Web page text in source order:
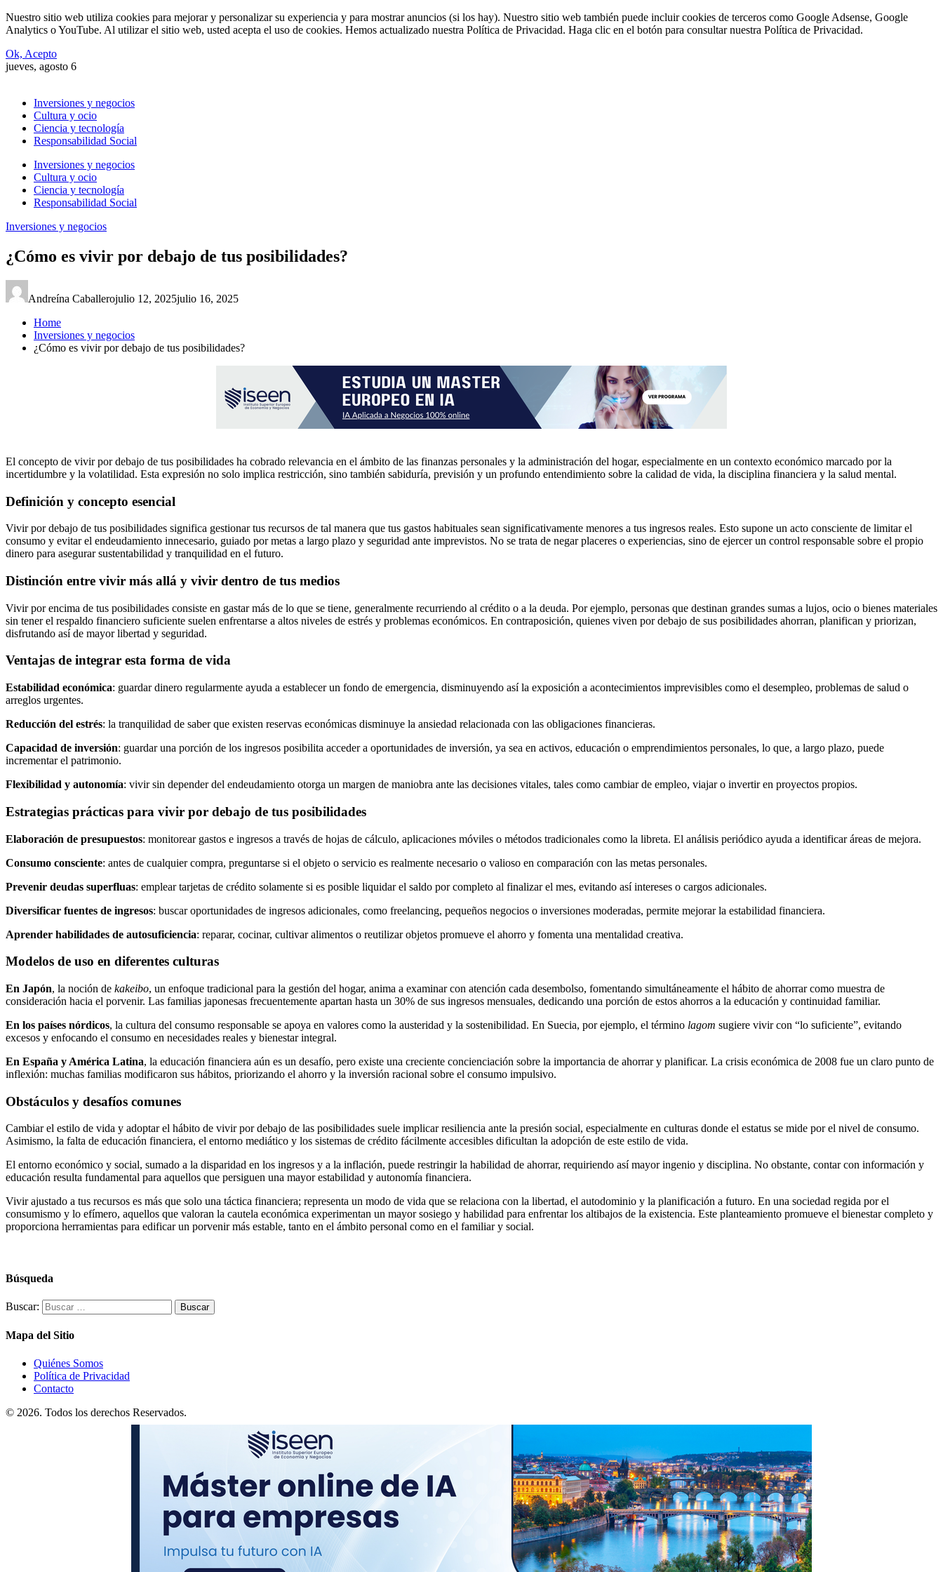
Nuestro sitio web utiliza cookies para mejorar y personalizar su experiencia y para mostrar anuncios (si los hay). Nuestro sitio web también puede incluir cookies de terceros como Google Adsense, Google
Analytics o YouTube. Al utilizar el sitio web, usted acepta el uso de cookies. Hemos actualizado nuestra Política de Privacidad. Haga clic en el botón para consultar nuestra Política de Privacidad.
Ok, Acepto
jueves, agosto 6
Inversiones y negocios
Cultura y ocio
Ciencia y tecnología
Responsabilidad Social
Inversiones y negocios
Cultura y ocio
Ciencia y tecnología
Responsabilidad Social
Inversiones y negocios
¿Cómo es vivir por debajo de tus posibilidades?
Andreína Caballerojulio 12, 2025julio 16, 2025
Home
Inversiones y negocios
¿Cómo es vivir por debajo de tus posibilidades?
El concepto de vivir por debajo de tus posibilidades ha cobrado relevancia en el ámbito de las finanzas personales y la administración del hogar, especialmente en un contexto económico marcado por la
incertidumbre y la volatilidad. Esta expresión no solo implica restricción, sino también sabiduría, previsión y un profundo entendimiento sobre la calidad de vida, la disciplina financiera y la salud mental.
Definición y concepto esencial
Vivir por debajo de tus posibilidades significa gestionar tus recursos de tal manera que tus gastos habituales sean significativamente menores a tus ingresos reales. Esto supone un acto consciente de limitar el
consumo y evitar el endeudamiento innecesario, guiado por metas a largo plazo y seguridad ante imprevistos. No se trata de negar placeres o experiencias, sino de ejercer un control responsable sobre el propio
dinero para asegurar sustentabilidad y tranquilidad en el futuro.
Distinción entre vivir más allá y vivir dentro de tus medios
Vivir por encima de tus posibilidades consiste en gastar más de lo que se tiene, generalmente recurriendo al crédito o a la deuda. Por ejemplo, personas que destinan grandes sumas a lujos, ocio o bienes materiales
sin tener el respaldo financiero suficiente suelen enfrentarse a altos niveles de estrés y problemas económicos. En contraposición, quienes viven por debajo de sus posibilidades ahorran, planifican y priorizan,
disfrutando así de mayor libertad y seguridad.
Ventajas de integrar esta forma de vida
Estabilidad económica: guardar dinero regularmente ayuda a establecer un fondo de emergencia, disminuyendo así la exposición a acontecimientos imprevisibles como el desempleo, problemas de salud o
arreglos urgentes.
Reducción del estrés: la tranquilidad de saber que existen reservas económicas disminuye la ansiedad relacionada con las obligaciones financieras.
Capacidad de inversión: guardar una porción de los ingresos posibilita acceder a oportunidades de inversión, ya sea en activos, educación o emprendimientos personales, lo que, a largo plazo, puede
incrementar el patrimonio.
Flexibilidad y autonomía: vivir sin depender del endeudamiento otorga un margen de maniobra ante las decisiones vitales, tales como cambiar de empleo, viajar o invertir en proyectos propios.
Estrategias prácticas para vivir por debajo de tus posibilidades
Elaboración de presupuestos: monitorear gastos e ingresos a través de hojas de cálculo, aplicaciones móviles o métodos tradicionales como la libreta. El análisis periódico ayuda a identificar áreas de mejora.
Consumo consciente: antes de cualquier compra, preguntarse si el objeto o servicio es realmente necesario o valioso en comparación con las metas personales.
Prevenir deudas superfluas: emplear tarjetas de crédito solamente si es posible liquidar el saldo por completo al finalizar el mes, evitando así intereses o cargos adicionales.
Diversificar fuentes de ingresos: buscar oportunidades de ingresos adicionales, como freelancing, pequeños negocios o inversiones moderadas, permite mejorar la estabilidad financiera.
Aprender habilidades de autosuficiencia: reparar, cocinar, cultivar alimentos o reutilizar objetos promueve el ahorro y fomenta una mentalidad creativa.
Modelos de uso en diferentes culturas
En Japón, la noción de kakeibo, un enfoque tradicional para la gestión del hogar, anima a examinar con atención cada desembolso, fomentando simultáneamente el hábito de ahorrar como muestra de
consideración hacia el porvenir. Las familias japonesas frecuentemente apartan hasta un 30% de sus ingresos mensuales, dedicando una porción de estos ahorros a la educación y continuidad familiar.
En los países nórdicos, la cultura del consumo responsable se apoya en valores como la austeridad y la sostenibilidad. En Suecia, por ejemplo, el término lagom sugiere vivir con “lo suficiente”, evitando
excesos y enfocando el consumo en necesidades reales y bienestar integral.
En España y América Latina, la educación financiera aún es un desafío, pero existe una creciente concienciación sobre la importancia de ahorrar y planificar. La crisis económica de 2008 fue un claro punto de
inflexión: muchas familias modificaron sus hábitos, priorizando el ahorro y la inversión racional sobre el consumo impulsivo.
Obstáculos y desafíos comunes
Cambiar el estilo de vida y adoptar el hábito de vivir por debajo de las posibilidades suele implicar resiliencia ante la presión social, especialmente en culturas donde el estatus se mide por el nivel de consumo.
Asimismo, la falta de educación financiera, el entorno mediático y los sistemas de crédito fácilmente accesibles dificultan la adopción de este estilo de vida.
El entorno económico y social, sumado a la disparidad en los ingresos y a la inflación, puede restringir la habilidad de ahorrar, requiriendo así mayor ingenio y disciplina. No obstante, contar con información y
educación resulta fundamental para aquellos que persiguen una mayor estabilidad y autonomía financiera.
Vivir ajustado a tus recursos es más que solo una táctica financiera; representa un modo de vida que se relaciona con la libertad, el autodominio y la planificación a futuro. En una sociedad regida por el
consumismo y lo efímero, aquellos que valoran la cautela económica experimentan un mayor sosiego y habilidad para enfrentar los altibajos de la existencia. Este planteamiento promueve el bienestar completo y
proporciona herramientas para edificar un porvenir más estable, tanto en el ámbito personal como en el familiar y social.
Búsqueda
Buscar:
Mapa del Sitio
Quiénes Somos
Política de Privacidad
Contacto
© 2026. Todos los derechos Reservados.